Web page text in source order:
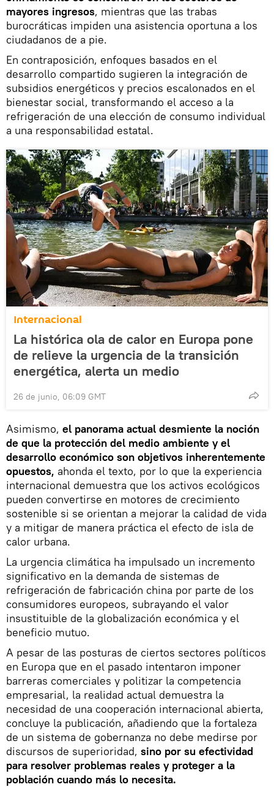
mayores ingresos, mientras que las trabas
burocráticas impiden una asistencia oportuna a los
ciudadanos de a pie.
En contraposición, enfoques basados en el
desarrollo compartido sugieren la integración de
subsidios energéticos y precios escalonados en el
bienestar social, transformando el acceso a la
refrigeración de una elección de consumo individual
a una responsabilidad estatal.
Internacional
La histórica ola de calor en Europa pone
de relieve la urgencia de la transición
energética, alerta un medio
26 de junio, 06:09 GMT
Asimismo, el panorama actual desmiente la noción
de que la protección del medio ambiente y el
desarrollo económico son objetivos inherentemente
opuestos, ahonda el texto, por lo que la experiencia
internacional demuestra que los activos ecológicos
pueden convertirse en motores de crecimiento
sostenible si se orientan a mejorar la calidad de vida
y a mitigar de manera práctica el efecto de isla de
calor urbana.
La urgencia climática ha impulsado un incremento
significativo en la demanda de sistemas de
refrigeración de fabricación china por parte de los
consumidores europeos, subrayando el valor
insustituible de la globalización económica y el
beneficio mutuo.
A pesar de las posturas de ciertos sectores políticos
en Europa que en el pasado intentaron imponer
barreras comerciales y politizar la competencia
empresarial, la realidad actual demuestra la
necesidad de una cooperación internacional abierta,
concluye la publicación, añadiendo que la fortaleza
de un sistema de gobernanza no debe medirse por
discursos de superioridad, sino por su efectividad
para resolver problemas reales y proteger a la
población cuando más lo necesita.